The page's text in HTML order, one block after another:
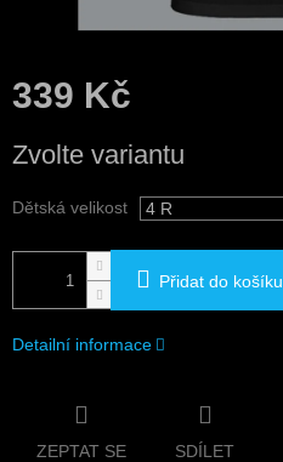
339 Kč
cena:
Zvolte variantu
Dětská velikost
Přidat do košíku
Detailní informace
ZEPTAT SE SDÍLET